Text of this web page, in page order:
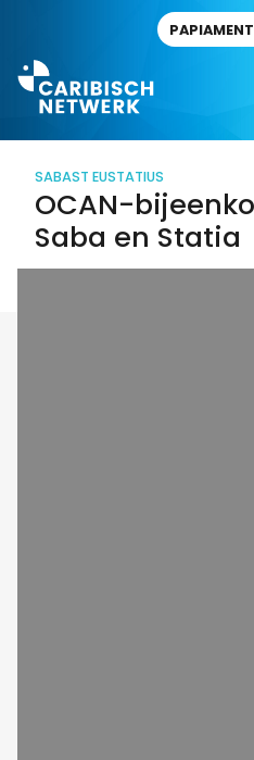
SABAST EUSTATIUS
OCAN-
Saba en Statia